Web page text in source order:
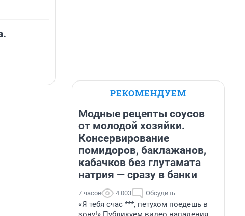
РЕКОМЕНДУЕМ
Модные рецепты соусов
от молодой хозяйки.
Консервирование
помидоров, баклажанов,
кабачков без глутамата
натрия — сразу в банки
7 часов 4 003 Обсудить
«Я тебя счас ***, петухом поедешь в